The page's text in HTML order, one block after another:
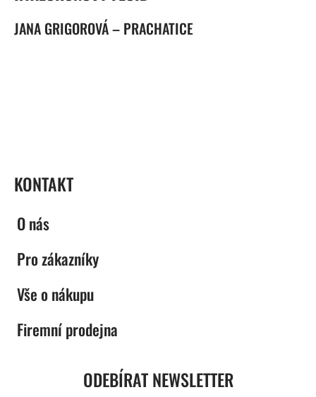
JANA GRIGOROVÁ – PRACHATICE
KONTAKT
O nás
Pro zákazníky
Vše o nákupu
Firemní prodejna
ODEBÍRAT NEWSLETTER